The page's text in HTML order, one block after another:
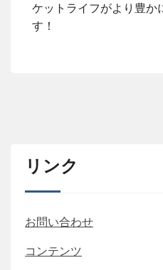
ケットライフがより豊か
す！
リンク
お問い合わせ
コンテンツ